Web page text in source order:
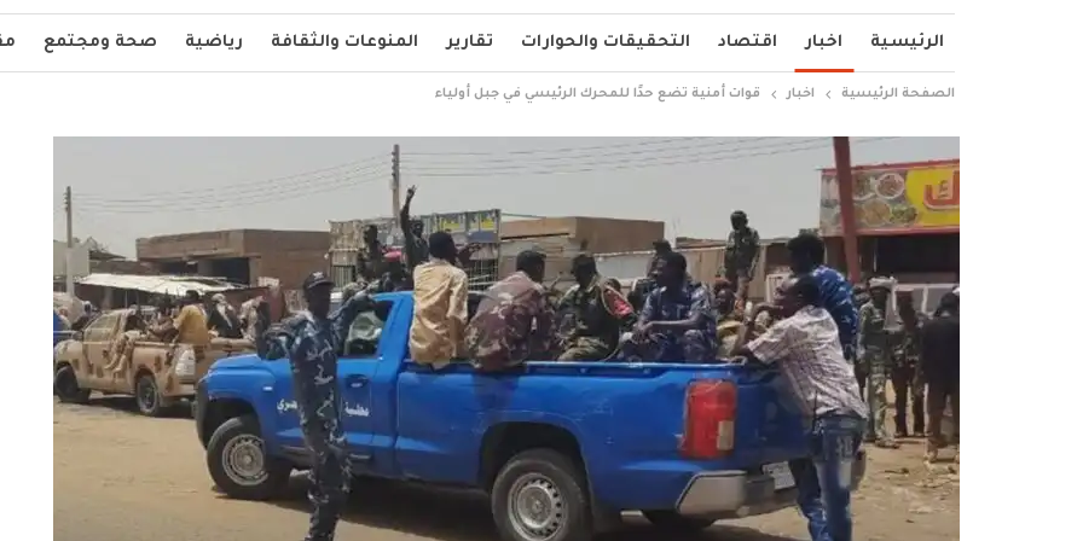
الرئيسية اخبار اقتصاد التحقيقات والحوارات تقارير المنوعات والثقافة رياضية صحة ومجتمع
الصفحة الرئيسية اخبار قوات أمنية تضع حدًا للمحرك الرئيسي في جبل أولياء